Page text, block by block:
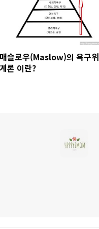
매슬로우(Maslow)의 욕구위
계론 이란?